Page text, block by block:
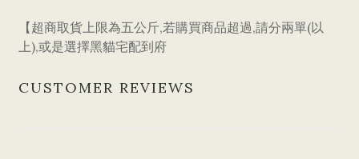
【超商取貨上限為五公斤,若購買商品超過,請分兩單(以
上),或是選擇黑貓宅配到府
CUSTOMER REVIEWS